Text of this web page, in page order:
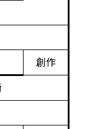
創作